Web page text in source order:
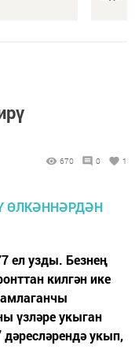
670 0 1
ел узды. Безнең
килгән ике
үзләре укыган
укып,